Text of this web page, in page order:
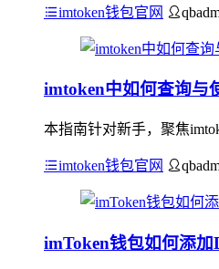
imtoken钱包官网
imtoken中如何查询与
本指南针对新手，聚焦
imtoken钱包官网
imToken钱包如何添